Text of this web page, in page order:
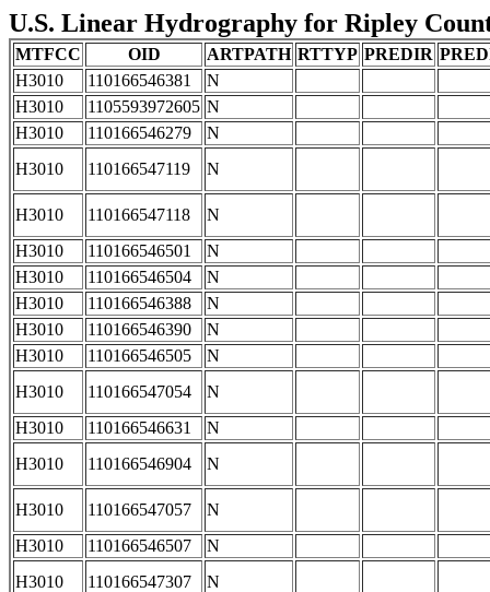
U.S. Linear Hydrography for Ripley
MTFCC OID ARTPATH RTTYP PREDIR
H3010
110166546381
N
H3010
1105593972605 N
H3010
110166546279
N
H3010
110166547119 N
H3010 110166547118
N
H3010
110166546501
N
H3010
110166546504
N
H3010
110166546388
N
H3010
110166546390
N
H3010
110166546505
N
H3010
110166547054
N
H3010
110166546631
N
H3010
110166546904 N
H3010 110166547057
N
H3010
110166546507
N
H3010
110166547307 N